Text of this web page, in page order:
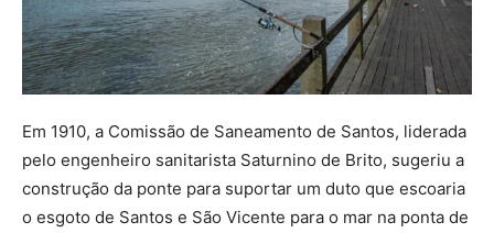
Em 1910, a Comissão de Saneamento de Santos, liderada
pelo engenheiro sanitarista Saturnino de Brito, sugeriu a
construção da ponte para suportar um duto que escoaria
o esgoto de Santos e São Vicente para o mar na ponta de